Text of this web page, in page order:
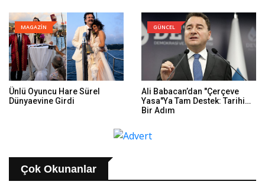
MAGAZİN
Ünlü Oyuncu Hare Sürel
Dünyaevine Girdi
GÜNCEL
Ali Babacan’dan "Çerçeve
Yasa"ya Tam Destek: Tarihi
Bir Adım
Çok Okunanlar